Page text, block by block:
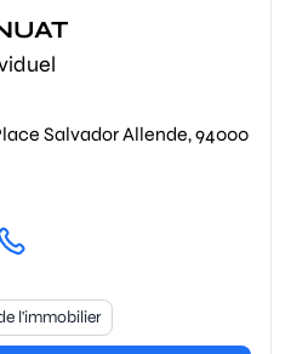
Salvador Allende, 94000
l'immobilier